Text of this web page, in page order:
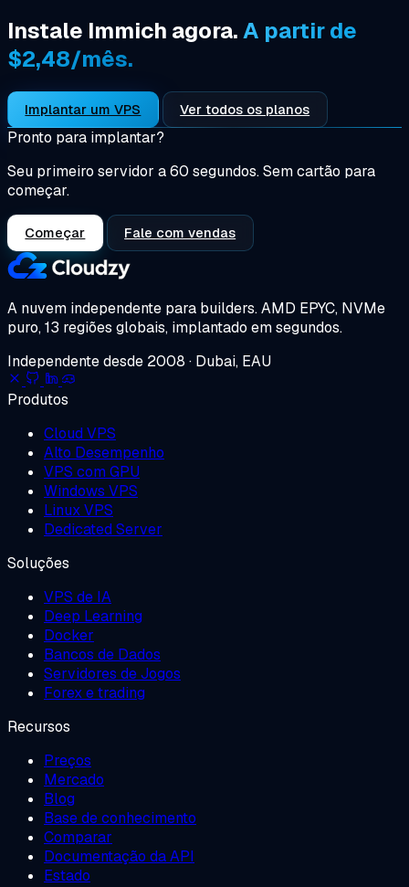
Instale Immich agora.A partir de
$2,48/mês.
Implantar um VPS Ver todos os planos
Pronto para implantar?
Seu primeiro servidor a 60 segundos. Sem cartão para
começar.
Começar Fale com vendas
A nuvem independente para builders.AMD EPYC, NVMe
puro, 13 regiões globais, implantado em segundos.
Independente desde 2008 · Dubai, EAU
Produtos
Cloud VPS
Alto Desempenho
VPS com GPU
Windows VPS
Linux VPS
Dedicated Server
Soluções
VPS de IA
Deep Learning
Docker
Bancos de Dados
Servidores de Jogos
Forex e trading
Recursos
Preços
Mercado
Blog
Base de conhecimento
Comparar
Documentação da API
Estado